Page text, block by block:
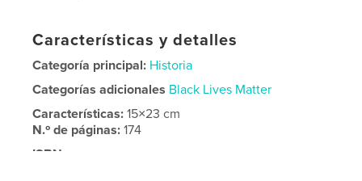
Características y detalles
Categoría principal: Historia
Categorías adicionales Black Lives Matter
Características:15×23 cm
N.º de páginas:174
ISBN